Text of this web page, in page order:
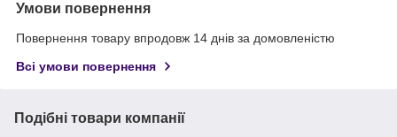
Умови повернення
Повернення товару впродовж 14 днів за домовленістю
Всі умови повернення
Подібні товари компанії